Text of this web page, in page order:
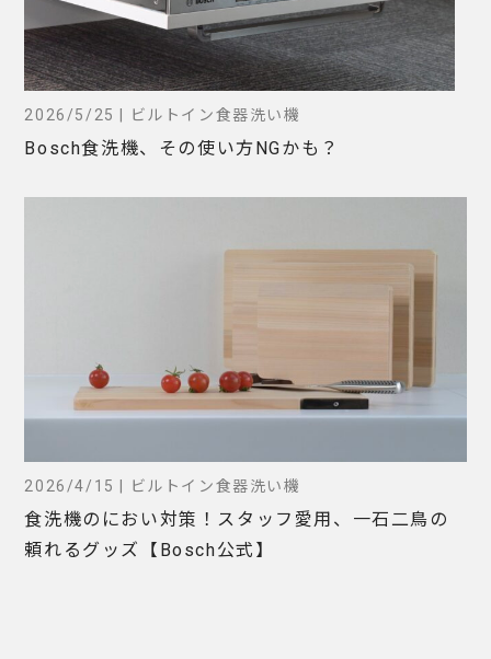
2026/5/25 | ビルトイン食器洗い機
Bosch食洗機、その使い方NGかも？
2026/4/15 | ビルトイン食器洗い機
食洗機のにおい対策！スタッフ愛用、一石二鳥の
頼れるグッズ【Bosch公式】